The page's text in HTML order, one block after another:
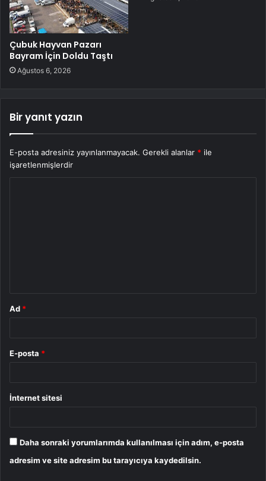
Çubuk Hayvan Pazarı
Bayram İçin Doldu Taştı
Ağustos 6, 2026
Bir yanıt yazın
E-posta adresiniz yayınlanmayacak. Gerekli alanlar * ile
işaretlenmişlerdir
Ad *
E-posta *
İnternet sitesi
Daha sonraki yorumlarımda kullanılması için adım, e-posta
adresim ve site adresim bu tarayıcıya kaydedilsin.